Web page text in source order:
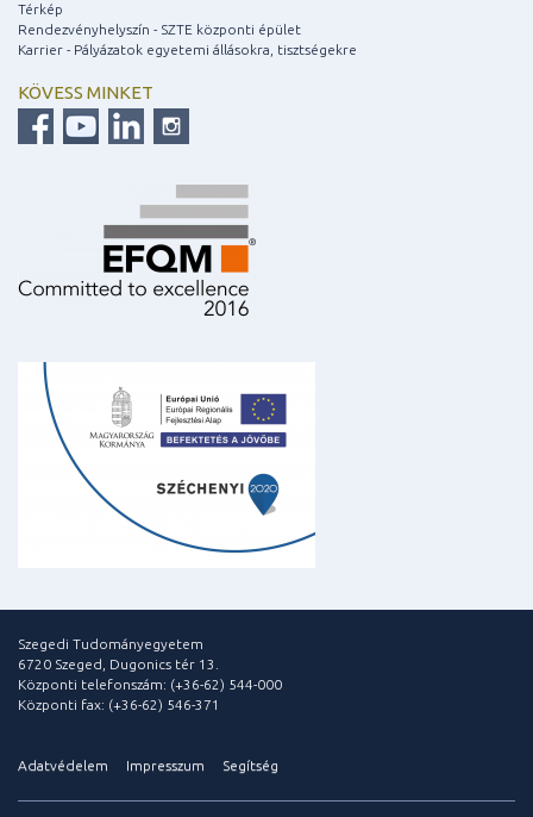
Térkép
Rendezvényhelyszín - SZTE központi épület
Karrier - Pályázatok egyetemi állásokra, tisztségekre
KÖVESS MINKET
Szegedi Tudományegyetem
6720 Szeged, Dugonics tér 13.
Központi telefonszám: (+36-62) 544-000
Központi fax: (+36-62) 546-371
Adatvédelem Impresszum Segítség